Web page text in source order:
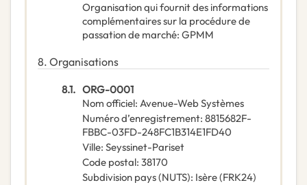
Organisation qui fournit des informations
complémentaires sur la procédure de
passation de marché: GPMM
8. Organisations
8.1. ORG-0001
Nom officiel: Avenue-Web Systèmes
Numéro d’enregistrement: 8815682F-
FBBC-03FD-248FC1B314E1FD40
Ville: Seyssinet-Pariset
Code postal: 38170
Subdivision pays (NUTS): Isère(FRK24)